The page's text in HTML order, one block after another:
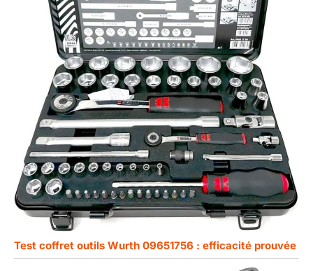
Test coffret outils Wurth 09651756 : efficacité prouvée